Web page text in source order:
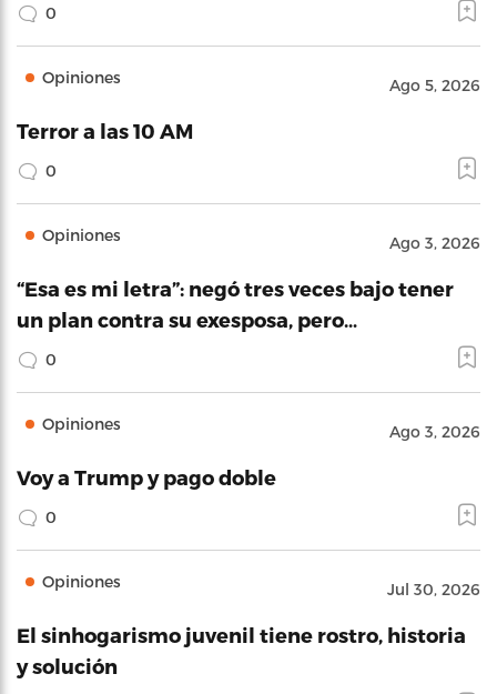
0
Opiniones Ago 5, 2026
Terror a las 10 AM
0
Opiniones Ago 3, 2026
“Esa es mi letra”: negó tres veces bajo tener
un plan contra su exesposa, pero…
0
Opiniones Ago 3, 2026
Voy a Trump y pago doble
0
Opiniones Jul 30, 2026
El sinhogarismo juvenil tiene rostro, historia
y solución